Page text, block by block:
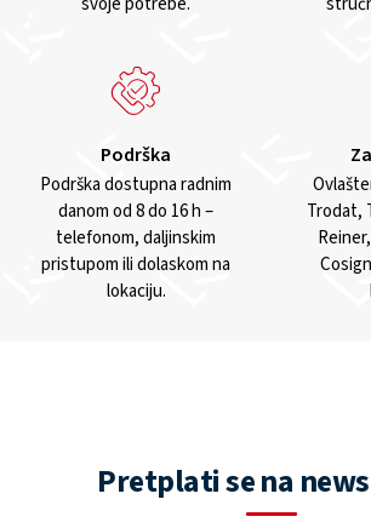
Podrška
Podrška dostupna radnim
danom od 8 do 16 h –
telefonom, daljinskim
pristupom ili dolaskom na
lokaciju.
Trodat,
Pretplati se na